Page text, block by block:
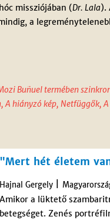
missziójában (Dr. Lala).
a
Buñuel termében
hiányzó kép, Netfüggők,
"Mert hét életem
Hajnal Gergely
Amikor a lüktető
betegséget. Zenés